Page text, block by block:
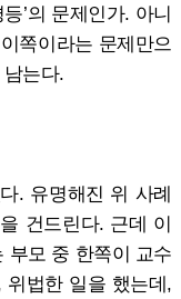
’의 문제인가. 아니
쪽이라는 문제만으
는다.
. 유명해진 위 사례
건드린다. 근데 이
부모 중 한쪽이 교수
법한 일을 했는데,